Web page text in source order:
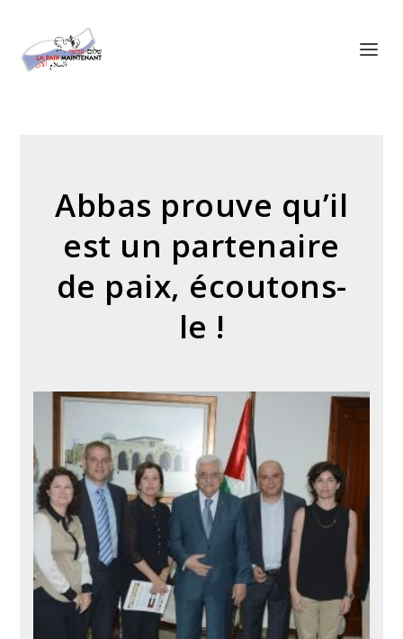
Abbas prouve qu’il
est un partenaire
de paix, écoutons-
le !